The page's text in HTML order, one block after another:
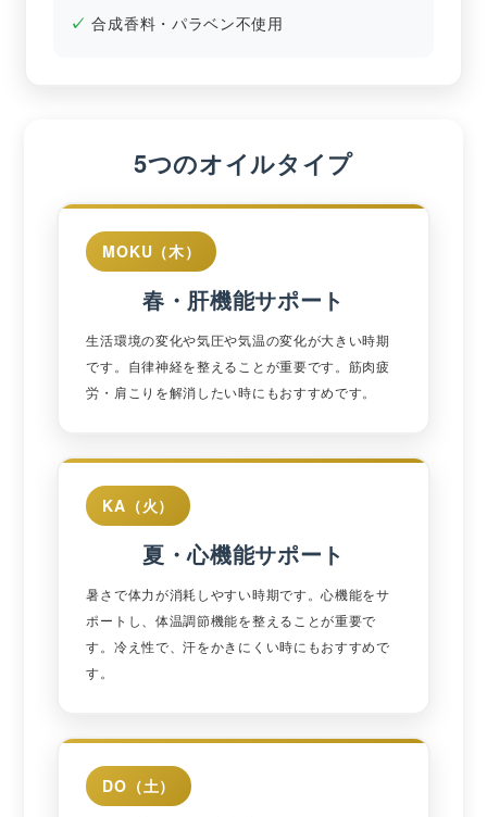
合成香料・パラベン不使用
5つのオイルタイプ
MOKU（木）
春・肝機能サポート
生活環境の変化や気圧や気温の変化が大きい時期
です。自律神経を整えることが重要です。筋肉疲
労・肩こりを解消したい時にもおすすめです。
KA（火）
夏・心機能サポート
暑さで体力が消耗しやすい時期です。心機能をサ
ポートし、体温調節機能を整えることが重要で
す。冷え性で、汗をかきにくい時にもおすすめで
す。
DO（土）